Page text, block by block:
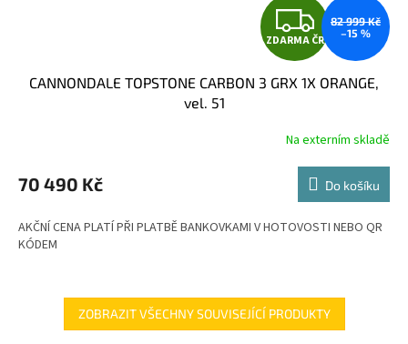
Z
D
A
R
M
A
ZDARMA ČR
82 999 Kč
–15 %
CANNONDALE TOPSTONE CARBON 3 GRX 1X ORANGE,
vel. 51
Na externím skladě
70 490 Kč Do košíku
AKČNÍ CENA PLATÍ PŘI PLATBĚ BANKOVKAMI V HOTOVOSTI NEBO QR
KÓDEM
ZOBRAZIT VŠECHNY SOUVISEJÍCÍ PRODUKTY